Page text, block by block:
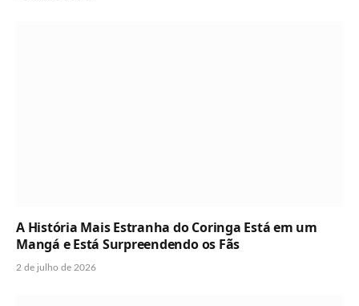
A História Mais Estranha do Coringa Está em um
Mangá e Está Surpreendendo os Fãs
2 de julho de 2026